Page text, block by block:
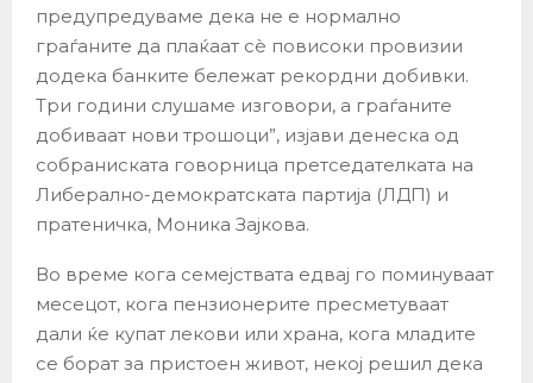
предупредуваме дека не е нормално
граѓаните да плаќаат сè повисоки провизии
додека банките бележат рекордни добивки.
Три години слушаме изговори, а граѓаните
добиваат нови трошоци”, изјави денеска од
собраниската говорница претседателката на
Либерално-демократската партија (ЛДП) и
пратеничка, Моника Зајкова.
Во време кога семејствата едвај го поминуваат
месецот, кога пензионерите пресметуваат
дали ќе купат лекови или храна, кога младите
се борат за пристоен живот, некој решил дека